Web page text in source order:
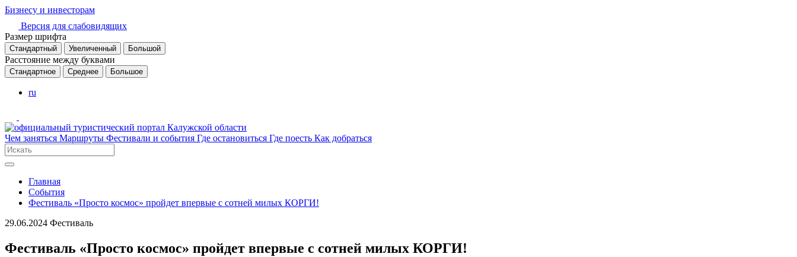
Бизнесу и инвесторам
Версия для слабовидящих
Размер шрифта
Стандартный Увеличенный Большой
Расстояние между буквами
Стандартное Среднее Большое
ru
Чем заняться Маршруты Фестивали и события Где остановиться Где поесть Как добраться
Главная
События
Фестиваль «Просто космос» пройдет впервые с сотней милых КОРГИ!
29.06.2024 Фестиваль
Фестиваль «Просто космос» пройдет впервые с сотней милых КОРГИ!